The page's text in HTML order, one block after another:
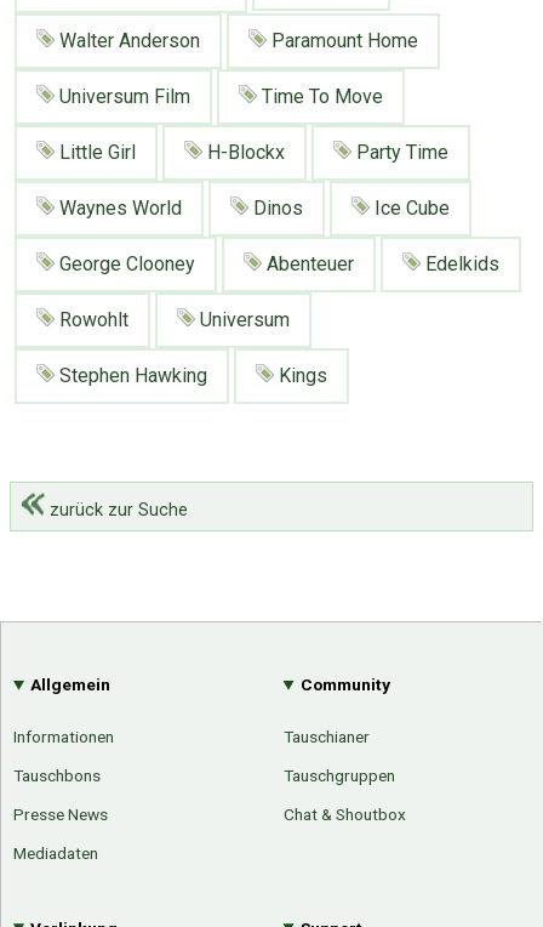
Walter Anderson Paramount Home
Universum Film Time To Move
Little Girl H-Blockx Party Time
Waynes World Dinos Ice Cube
George Clooney Abenteuer Edelkids
Rowohlt Universum
Stephen Hawking Kings
zurück zur Suche
Allgemein
Informationen
Tauschbons
Presse News
Mediadaten
Community
Tauschianer
Tauschgruppen
Chat & Shoutbox